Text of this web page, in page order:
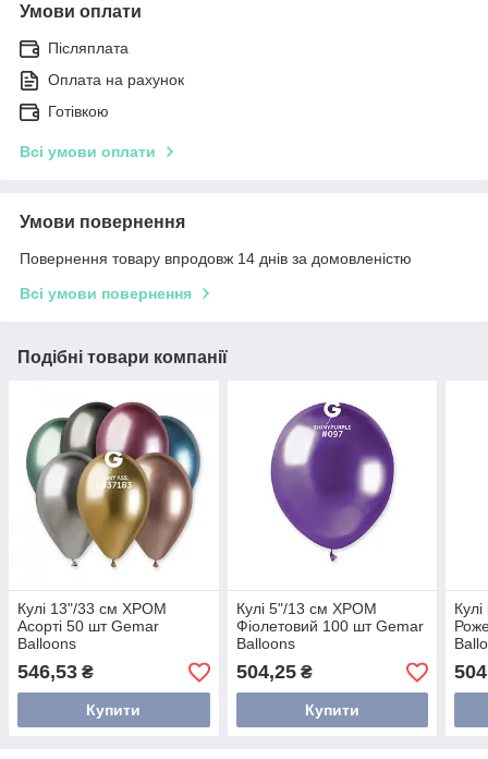
Умови оплати
Післяплата
Оплата на рахунок
Готівкою
Всі умови оплати
Умови повернення
Повернення товару впродовж 14 днів за домовленістю
Всі умови повернення
Подібні товари компанії
Кулі 13"/33 см ХРОМ
Асорті 50 шт Gemar
Balloons
546,53 ₴
Купити
Кулі 5"/13 см ХРОМ
Фіолетовий 100 шт Gemar
Balloons
504,25₴
Купити